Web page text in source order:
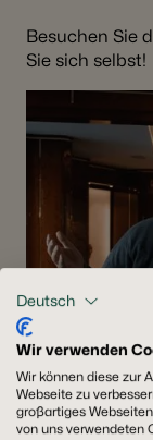
Besuchen Sie
Sie sich selbst!
Deutsch
Wir verwenden
Wir können diese zur
Webseite zu
großartiges
von uns verwendeten